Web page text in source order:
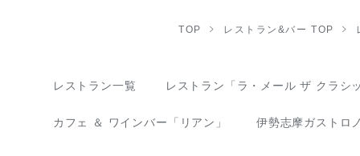
TOP レストラン&バー TOP
レストラン一覧 レストラン「ラ・メール ザ クラシ
カフェ ＆ ワインバー「リアン」 伊勢志摩ガストロ